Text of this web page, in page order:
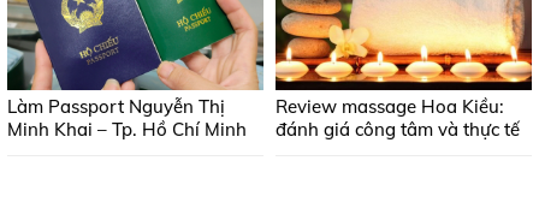
Làm Passport Nguyễn Thị
Minh Khai – Tp. Hồ Chí Minh
Review massage Hoa Kiều:
đánh giá công tâm và thực tế